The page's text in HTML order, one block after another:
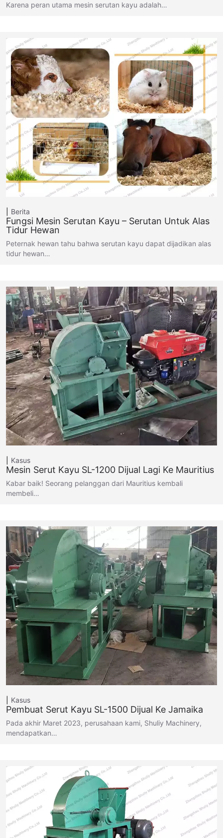
Karena peran utama mesin serutan kayu adalah…
Berita
Fungsi Mesin Serutan Kayu – Serutan Untuk Alas
Tidur Hewan
Peternak hewan tahu bahwa serutan kayu dapat dijadikan alas
tidur hewan…
Kasus
Mesin Serut Kayu SL-1200 Dijual Lagi Ke Mauritius
Kabar baik! Seorang pelanggan dari Mauritius kembali
membeli…
Kasus
Pembuat Serut Kayu SL-1500 Dijual Ke Jamaika
Pada akhir Maret 2023, perusahaan kami, Shuliy Machinery,
mendapatkan…